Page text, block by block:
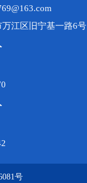
江区旧宁基一路6号
号